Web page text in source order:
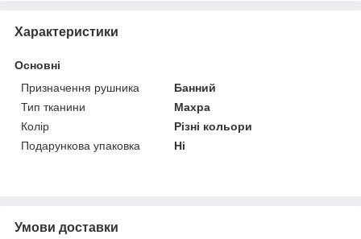
Характеристики
Основні
Призначення рушника
Банний
Тип тканини
Махра
Колір
Різні кольори
Подарункова упаковка
Ні
Умови доставки